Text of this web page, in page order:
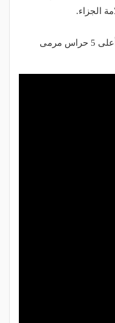
وإليك الإنفوجراف التالي الذي يوضح أعلى 5 حراس مرمى